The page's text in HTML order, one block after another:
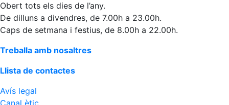
Obert tots els dies de l’any.
De dilluns a divendres, de 7.00h a 23.00h.
Caps de setmana i festius, de 8.00h a 22.00h.
Treballa amb nosaltres
Llista de contactes
Avís legal
Canal ètic